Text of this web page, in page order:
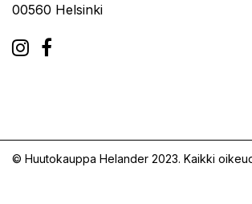
00560 Helsinki
© Huutokauppa Helander 2023. Kaikki